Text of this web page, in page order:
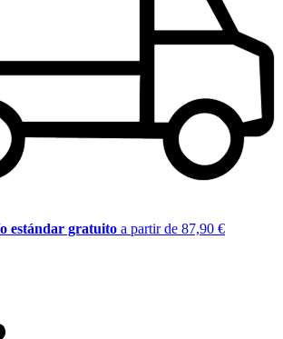
estándar gratuito a partir de 87,90 €